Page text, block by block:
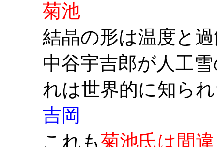
菊池
結晶の形は温度と
中谷宇吉郎が人工
れは世界的に知ら
吉岡
これも菊池氏は間